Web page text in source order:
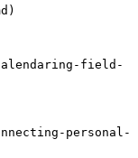
field-
personal-